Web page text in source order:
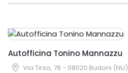
Autofficina Tonino Mannazzu
Via Tirso, 78 - 08020 Budoni (NU)